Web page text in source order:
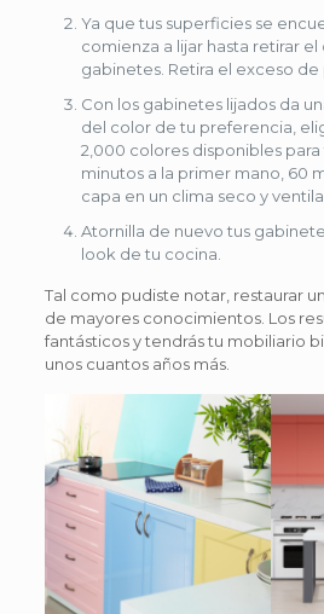
Ya que tus superficies se
comienza a lijar hasta retirar
gabinetes. Retira el exceso de
Con los gabinetes lijados da
del color de tu preferencia,
2,000 colores disponibles para
minutos a la primer mano, 60
capa en un clima seco y
Atornilla de nuevo tus
look de tu cocina.
Tal como pudiste notar, restaurar
de mayores conocimientos. Los
fantásticos y tendrás tu mobiliario
unos cuantos años más.